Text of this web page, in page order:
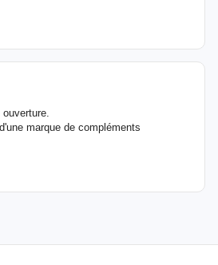
marque de compléments